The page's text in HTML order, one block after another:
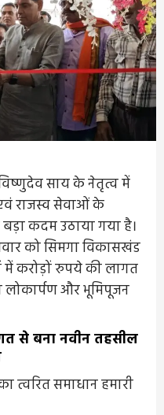
साय के नेतृत्व में
एवं राजस्व सेवाओं के
कदम उठाया गया है।
को सिमगा विकासखंड
में करोड़ों रुपये की लागत
लोकार्पण और भूमिपूजन
से बना नवीन तहसील